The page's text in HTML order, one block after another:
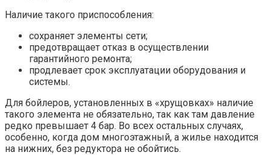
Наличие такого приспособления:
сохраняет элементы сети;
предотвращает отказ в осуществлении
гарантийного ремонта;
продлевает срок эксплуатации оборудования и
системы.
Для бойлеров, установленных в «хрущовках» наличие
такого элемента не обязательно, так как там давление
редко превышает 4 бар. Во всех остальных случаях,
особенно, когда дом многоэтажный, а жилье находится
на нижних, без редуктора не обойтись.